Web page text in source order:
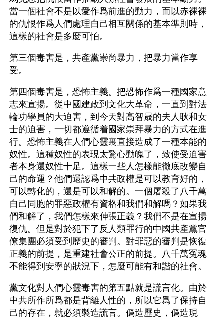
當一個社會不是以愛作爲前進的動力，而以赤裸裸
的仇恨作爲人們處理自己相互關係的基本準則時，
這樣的社會是多麼可怕。
第三個毒害是，共產黨崇尚暴力，把暴力當作享
受。
第四個毒害是，恐怖主義。把恐怖作爲一種國家意
志來宣揚。從中國建政到文化大革命，一直到對法
輪功學員的大迫害，到今天對高智晟的夫人耿和女
士的迫害，一切都遵循着國家崇拜暴力的方式在進
行。恐怖主義在人們心靈裏直接造成了一種本能的
奴性。這種奴性的表現太驚心動魄了，致使受迫害
者本身還奴性十足。這樣一些人怎樣能徹底改變自
己的命運？他們還認爲中共政權是可以教育好的，
可以轉化的，還是可以和解的。一個屠殺了八千萬
自己同胞的罪惡政權有資格和我們和解嗎？如果我
們和解了，我們怎樣來伸張正義？我們不是在宣揚
復仇。但是對於犯下了反人類罪行的中國共產黨官
僚集團必須受到歷史的審判。對罪惡的審判是恢復
正義的前提，是重建社會公正的前提。八千萬冤魂
不能得到安寧的狀況下，怎麼可能有和諧的社會。
黨文化對人們心靈毒害的第五點就是謊言化。由於
中共所作所爲都是背離人性的，所以它爲了保持自
己的存在，就必須製造謊言。僞造歷史，僞造現